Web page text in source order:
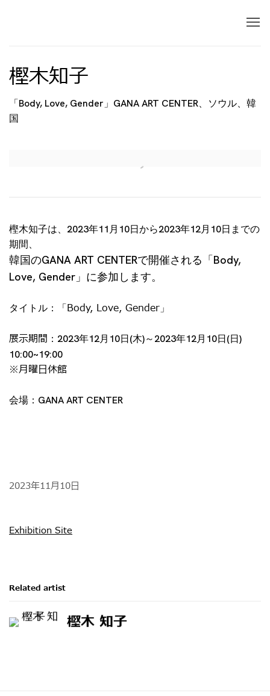
樫木知子
「Body, Love, Gender」GANA ART CENTER、ソウル、韓
国
樫木知子は、2023年11月10日から2023年12月10日までの
期間、
韓国のGANA ART CENTERで開催される「Body,
Love, Gender」に参加します。
タイトル：「Body, Love, Gender 」
展示期間 ：2023年12月10日(木)～2023年12月10日(日)
10:00~19:00
※月曜日休館
会場：GANA ART CENTER
2023年11月10日
Exhibition Site
Related artist
樫木 知子